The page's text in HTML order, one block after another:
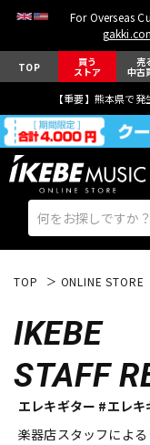
For Overseas
TOP 買う
ストア
売
中古
【重要】熊本県で
エレキギター
ベース
TOP ONLINE STORE
IKEBE
STAFF
エレキギター #エレキ
楽器店スタッフによる